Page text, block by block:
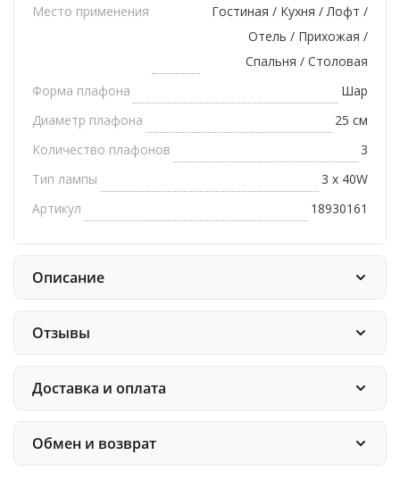
Место применения
Гостиная / Кухня / Лофт /
Отель / Прихожая /
Спальня / Столовая
Форма плафона
Шар
Диаметр плафона
25 см
Количество плафонов
3
Тип лампы
3 х 40W
Артикул
18930161
Описание
Отзывы
Доставка и оплата
Обмен и возврат